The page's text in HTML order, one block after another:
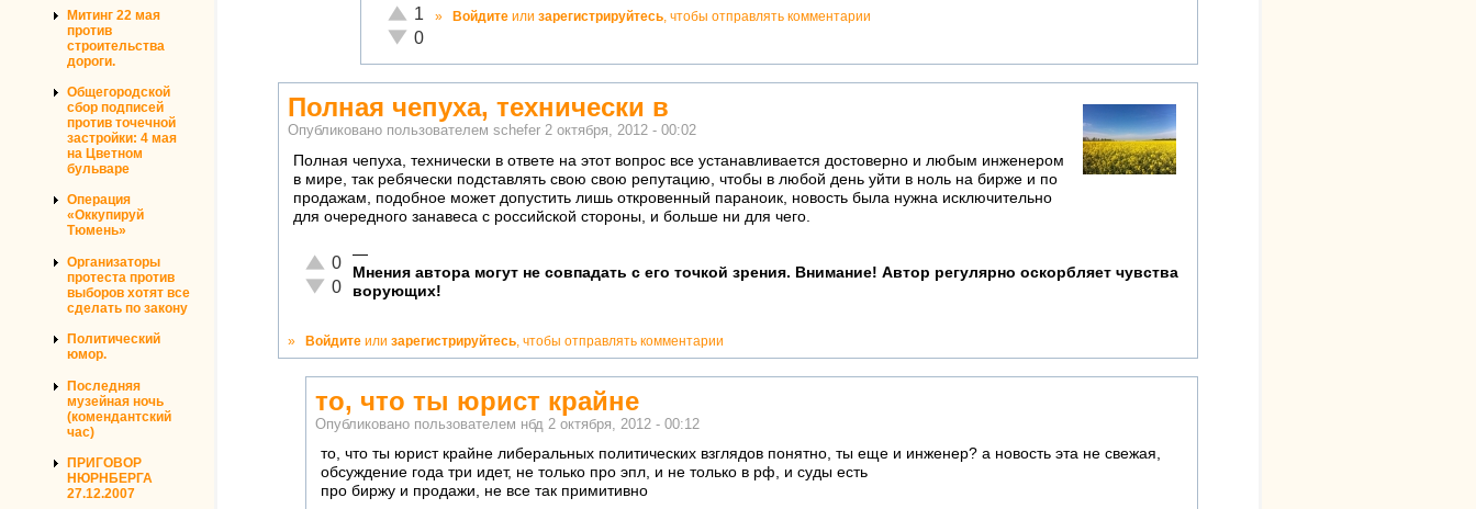
Митинг 22 мая
против
строительства
дороги.
Общегородской
сбор подписей
против точечной
застройки: 4 мая
на Цветном
бульваре
Операция
«Оккупируй
Тюмень»
Организаторы
протеста против
выборов хотят все
сделать по закону
Политический
юмор.
Последняя
музейная ночь
(комендантский
час)
ПРИГОВОР
НЮРНБЕРГА
27.12.2007
Отлично!
1
Неадекватно!
0
» Войдите или зарегистрируйтесь , чтобы отправлять комментарии
Полная чепуха, технически в
Опубликовано пользователем schefer 2 октября, 2012 - 00:02
Полная чепуха, технически в ответе на этот вопрос все устанавливается достоверно и любым инженером
в мире, так ребячески подставлять свою свою репутацию, чтобы в любой день уйти в ноль на бирже и по
продажам, подобное может допустить лишь откровенный параноик, новость была нужна исключительно
для очередного занавеса с российской стороны, и больше ни для чего.
Отлично!
0
Неадекватно!
0
—
Мнения автора могут не совпадать с его точкой зрения. Внимание! Автор регулярно оскорбляет чувства
ворующих!
» Войдите или зарегистрируйтесь , чтобы отправлять комментарии
то, что ты юрист крайне
Опубликовано пользователем нбд 2 октября, 2012 - 00:12
то, что ты юрист крайне либеральных политических взглядов понятно, ты еще и инженер? а новость эта не свежая,
обсуждение года три идет, не только про эпл, и не только в рф, и суды есть
про биржу и продажи, не все так примитивно